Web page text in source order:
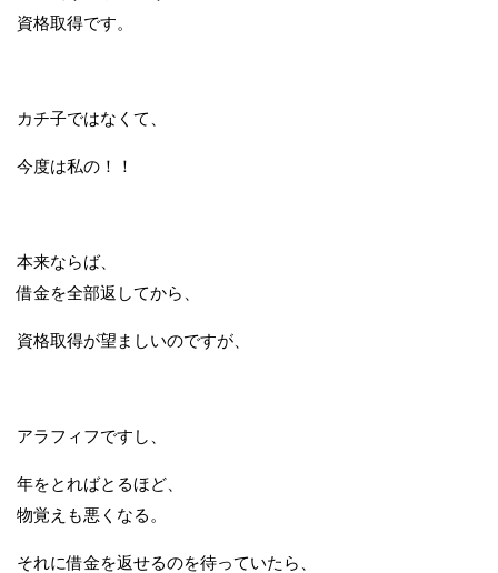
資格取得です。
カチ子ではなくて、
今度は私の！！
本来ならば、
借金を全部返してから、
資格取得が望ましいのですが、
アラフィフですし、
年をとればとるほど、
物覚えも悪くなる。
それに借金を返せるのを待っていたら、